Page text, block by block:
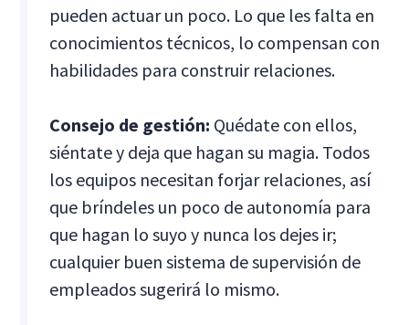
pueden actuar un poco. Lo que les falta en
conocimientos técnicos, lo compensan con
habilidades para construir relaciones.
Consejo de gestión: Quédate con ellos,
siéntate y deja que hagan su magia. Todos
los equipos necesitan forjar relaciones, así
que bríndeles un poco de autonomía para
que hagan lo suyo y nunca los dejes ir;
cualquier buen sistema de supervisión de
empleados sugerirá lo mismo.